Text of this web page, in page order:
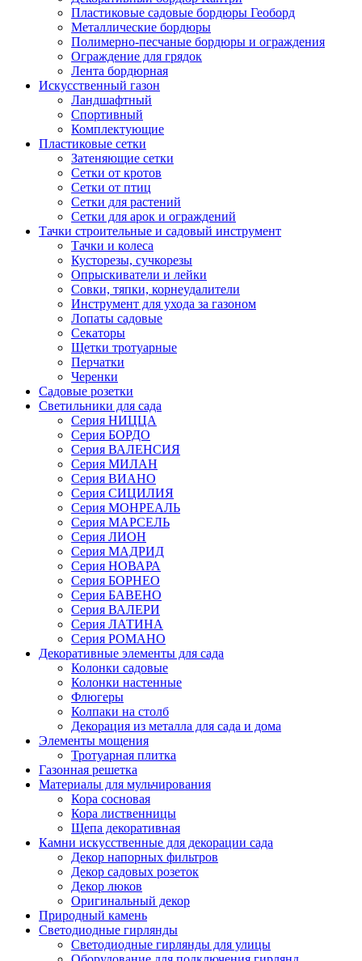
Пластиковые садовые бордюры Геоборд
Металлические бордюры
Полимерно-песчаные бордюры и ограждения
Ограждение для грядок
Лента бордюрная
Искусственный газон
Ландшафтный
Спортивный
Комплектующие
Пластиковые сетки
Затеняющие сетки
Сетки от кротов
Сетки от птиц
Сетки для растений
Сетки для арок и ограждений
Тачки строительные и садовый инструмент
Тачки и колеса
Кусторезы, сучкорезы
Опрыскиватели и лейки
Совки, тяпки, корнеудалители
Инструмент для ухода за газоном
Лопаты садовые
Секаторы
Щетки тротуарные
Перчатки
Черенки
Садовые розетки
Светильники для сада
Серия НИЦЦА
Серия БОРДО
Серия ВАЛЕНСИЯ
Серия МИЛАН
Серия ВИАНО
Серия СИЦИЛИЯ
Серия МОНРЕАЛЬ
Серия МАРСЕЛЬ
Серия ЛИОН
Серия МАДРИД
Серия НОВАРА
Серия БОРНЕО
Серия БАВЕНО
Серия ВАЛЕРИ
Серия ЛАТИНА
Серия РОМАНО
Декоративные элементы для сада
Колонки садовые
Колонки настенные
Флюгеры
Колпаки на столб
Декорация из металла для сада и дома
Элементы мощения
Тротуарная плитка
Газонная решетка
Материалы для мульчирования
Кора сосновая
Кора лиственницы
Щепа декоративная
Камни искусственные для декорации сада
Декор напорных фильтров
Декор садовых розеток
Декор люков
Оригинальный декор
Природный камень
Светодиодные гирлянды
Светодиодные гирлянды для улицы